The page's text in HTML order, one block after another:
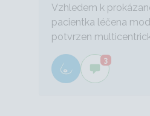
Vzhledem k
pacientka léčena
potvrzen
3